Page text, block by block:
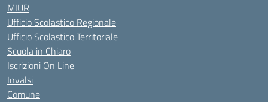
MIUR
Ufficio Scolastico Regionale
Ufficio Scolastico Territoriale
Scuola in Chiaro
Iscrizioni On Line
Invalsi
Comune